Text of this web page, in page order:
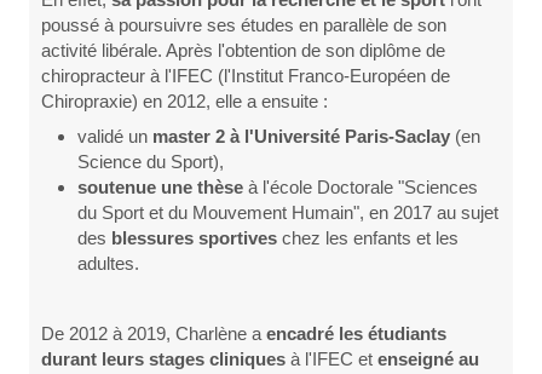
poussé à poursuivre ses études en parallèle de son
activité libérale. Après l'obtention de son diplôme de
chiropracteur à l'IFEC (l'Institut Franco-Européen de
Chiropraxie) en 2012, elle a ensuite :
validé un master 2 à l'Université Paris-Saclay (en
Science du Sport),
soutenue une thèse à l'école Doctorale "Sciences
du Sport et du Mouvement Humain", en 2017 au sujet
des blessures sportives chez les enfants et les
adultes.
De 2012 à 2019, Charlène a encadré les étudiants
durant leurs stages cliniques à l'IFEC et enseigné au